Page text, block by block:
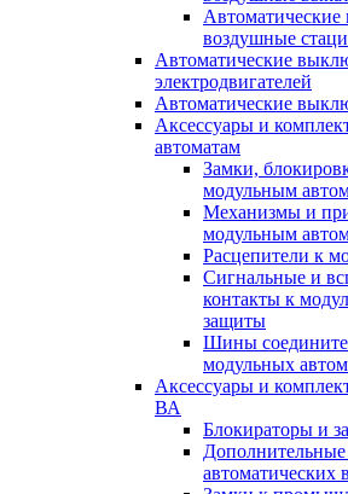
Автоматические
воздушные
Автоматические
электродвигателей
Автоматические
Аксессуары и
автоматам
Замки,
модульным
Механизмы и
модульным
Расцепители к
Сигнальные и
контакты к
защиты
Шины
модульных
Аксессуары и
ВА
Блокираторы и
Дополнительные
автоматических